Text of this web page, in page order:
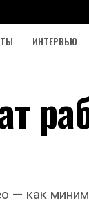
ИНТЕРВЬЮ
— как